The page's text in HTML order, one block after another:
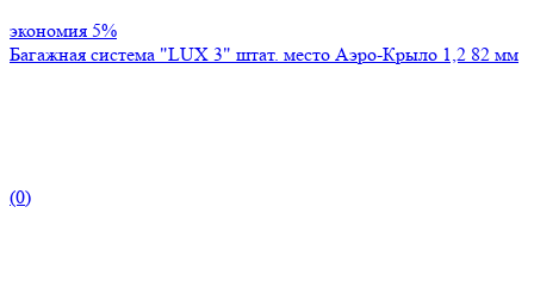
экономия 5%
Багажная система "LUX 3" штат. место Аэро-Крыло 1,2 82 мм
(0)